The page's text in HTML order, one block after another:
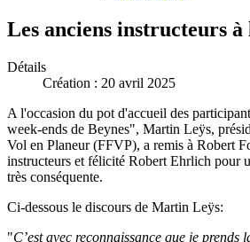
Les anciens instructeurs
Détails
Création : 20 avril 2025
A l'occasion du pot d'accueil des
week-ends de Beynes", Martin Leÿs,
Vol en Planeur (FFVP), a remis à Robert
instructeurs et félicité Robert Ehrlich pour
très conséquente.
Ci-dessous le discours de Martin Leÿs:
"C’est avec reconnaissance que je prends